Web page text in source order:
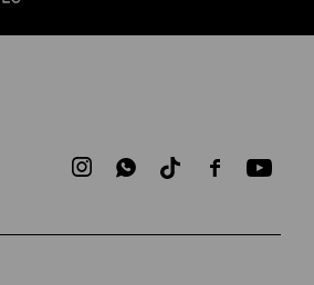

 